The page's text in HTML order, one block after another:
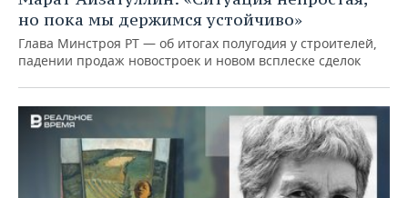
но пока мы держимся устойчиво»
Глава Минстроя РТ — об итогах полугодия у строителей,
падении продаж новостроек и новом всплеске сделок